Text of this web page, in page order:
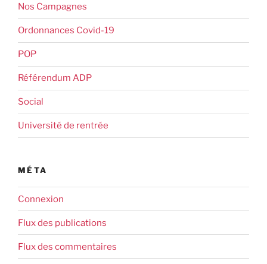
Nos Campagnes
Ordonnances Covid-19
POP
Référendum ADP
Social
Université de rentrée
MÉTA
Connexion
Flux des publications
Flux des commentaires